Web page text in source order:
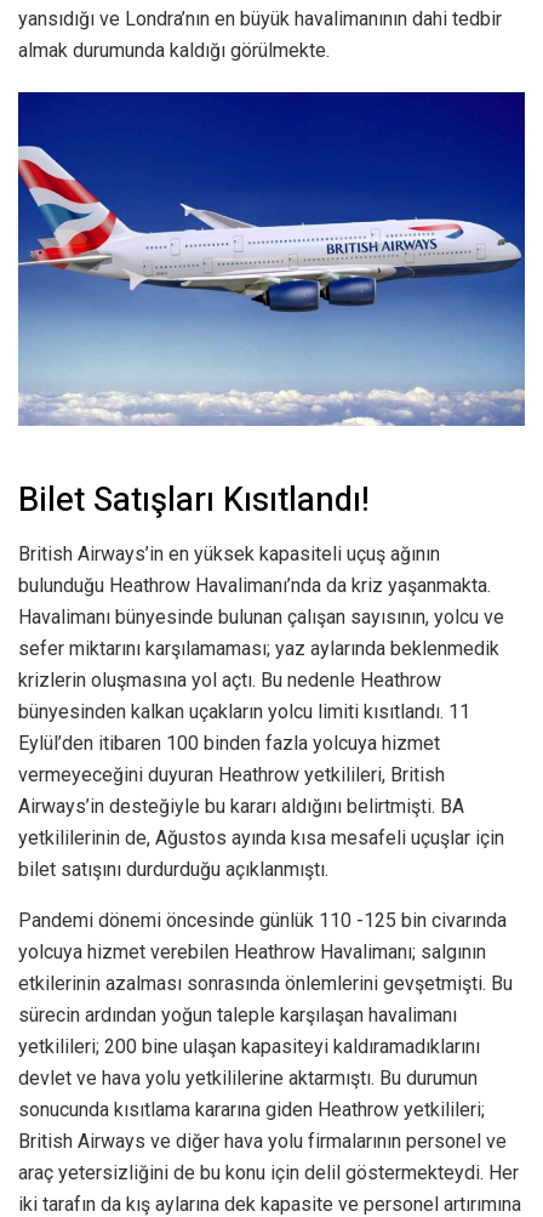
yansıdığı ve Londra’nın en büyük havalimanının dahi tedbir
almak durumunda kaldığı görülmekte.
Bilet Satışları Kısıtlandı!
British Airways’in en yüksek kapasiteli uçuş ağının
bulunduğu Heathrow Havalimanı’nda da kriz yaşanmakta.
Havalimanı bünyesinde bulunan çalışan sayısının, yolcu ve
sefer miktarını karşılamaması; yaz aylarında beklenmedik
krizlerin oluşmasına yol açtı. Bu nedenle Heathrow
bünyesinden kalkan uçakların yolcu limiti kısıtlandı. 11
Eylül’den itibaren 100 binden fazla yolcuya hizmet
vermeyeceğini duyuran Heathrow yetkilileri, British
Airways’in desteğiyle bu kararı aldığını belirtmişti. BA
yetkililerinin de, Ağustos ayında kısa mesafeli uçuşlar için
bilet satışını durdurduğu açıklanmıştı.
Pandemi dönemi öncesinde günlük 110 -125 bin civarında
yolcuya hizmet verebilen Heathrow Havalimanı; salgının
etkilerinin azalması sonrasında önlemlerini gevşetmişti. Bu
sürecin ardından yoğun taleple karşılaşan havalimanı
yetkilileri; 200 bine ulaşan kapasiteyi kaldıramadıklarını
devlet ve hava yolu yetkililerine aktarmıştı. Bu durumun
sonucunda kısıtlama kararına giden Heathrow yetkilileri;
British Airways ve diğer hava yolu firmalarının personel ve
araç yetersizliğini de bu konu için delil göstermekteydi. Her
iki tarafın da kış aylarına dek kapasite ve personel artırımına